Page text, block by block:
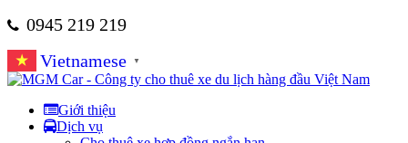
0945 219 219
Vietnamese
▼
Giới thiệu
Dịch vụ